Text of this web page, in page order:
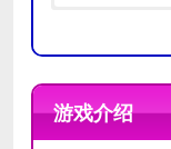
处理器
处理器
游戏介绍